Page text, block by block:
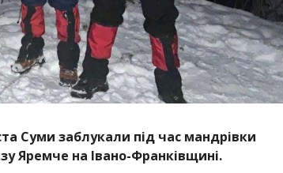
Суми заблукали під час мандрівки
Яремче на Івано-Франківщині.